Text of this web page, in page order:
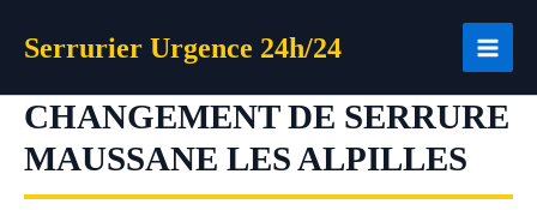
Serrurier Urgence 24h/24
CHANGEMENT DE SERRURE
MAUSSANE LES ALPILLES